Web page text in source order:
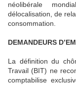
néolibérale
délocalisation, de
consommation.
DEMANDEURS
La définition du
Travail (BIT) ne
comptabilise